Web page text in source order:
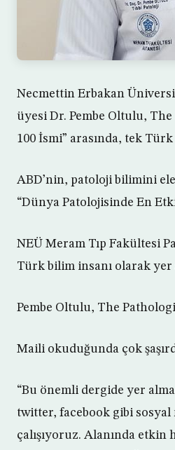
Necmettin Erbakan
üyesi Dr. Pembe Oltulu,
100 İsmi” arasında, tek
ABD’nin, patoloji bilimini
“Dünya Patolojisinde En
NEÜ Meram Tıp Fakültesi
Türk bilim insanı olarak yer
Pembe Oltulu, The
Maili okuduğunda çok
“Bu önemli dergide yer
twitter, facebook gibi
çalışıyoruz. Alanında